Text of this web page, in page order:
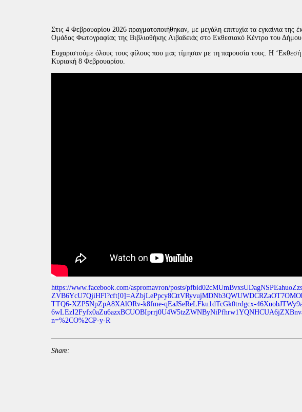
Στις 4 Φεβρουαρίου 2026 πραγματοποιήθηκαν, με μεγάλη επιτυχία τα εγκαίνια της
Ομάδας Φωτογραφίας της Βιβλιοθήκης Λιβαδειάς στο Εκθεσιακό Κέντρο του
Ευχαριστούμε όλους τους φίλους που μας τίμησαν με τη παρουσία τους. Η ‘Εκθεσή
Κυριακή 8 Φεβρουαρίου.
https://www.facebook.com/aspromavron/posts/
TTQ6-XZP5NpZpA8XAlORv-k8fme-qEaJSeReLFku1dTcGk0trdgcx-
n=%2CO%2CP-y-R
Share: